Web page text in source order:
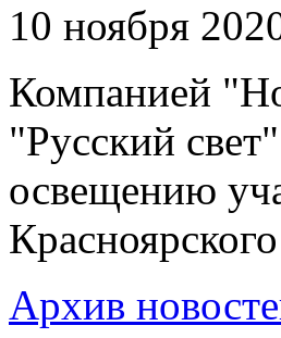
10 ноября
Компанией
"Русский
освещению
Архив